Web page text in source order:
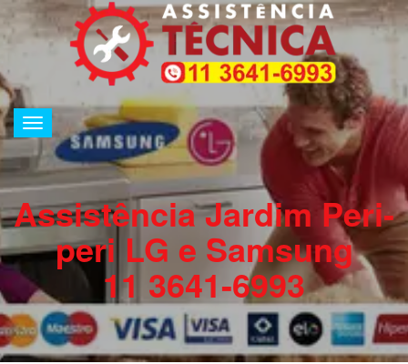
Alternar
de
navegação
Assistência Jardim Peri-
peri LG e Samsung
11 3641-6993